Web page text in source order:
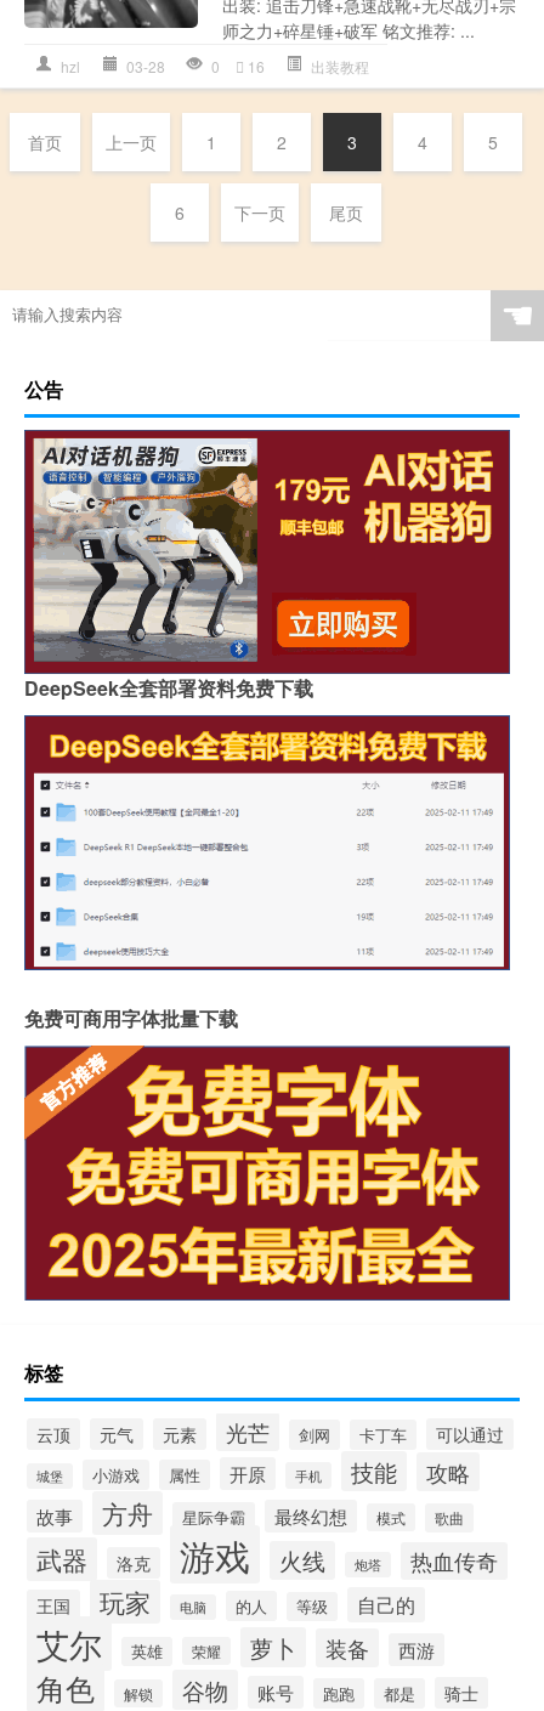
出装: 追击刀锋+急速战靴+无尽战刃+宗
师之力+碎星锤+破军 铭文推荐: ...
hzl 03-28 0 16 出装教程
首页 上一页 1 2 3 4 5
6 下一页 尾页
☚
公告
DeepSeek全套部署资料免费下载
免费可商用字体批量下载
标签
云顶 元气 元素 光芒 剑网 卡丁车 可以通过
城堡 小游戏 属性 开原 手机 技能 攻略
故事 方舟 星际争霸 最终幻想 模式 歌曲
武器 洛克 游戏 火线 炮塔 热血传奇
王国 玩家 电脑 的人 等级 自己的
艾尔 英雄 荣耀 萝卜 装备 西游
角色 解锁 谷物 账号 跑跑 都是 骑士